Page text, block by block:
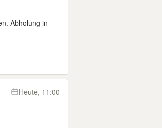
Abholung in
Heute, 11:00